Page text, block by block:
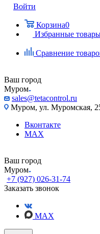
Войти
Корзина0
Избранные
Сравнение
Ваш город
Муром
sales@tetacontrol.ru
Муром, ул. Муромская,
Вконтакте
MAX
Ваш город
Муром
+7 (927) 026-31-74
Заказать звонок
MAX